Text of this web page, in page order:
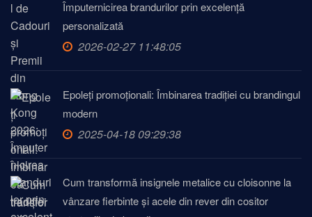
Împuternicirea brandurilor prin excelență
personalizată
2026-02-27 11:48:05
Epoleți promoționali: Îmbinarea tradiției cu brandingul
modern
2025-04-18 09:29:38
Cum transformă insignele metalice cu cloisonne la
vânzare fierbinte și acele din rever din cositor